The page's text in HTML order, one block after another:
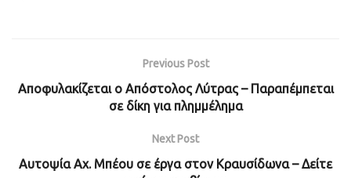
Previous Post
Αποφυλακίζεται ο Απόστολος Λύτρας – Παραπέμπεται
σε δίκη για πλημμέλημα
Next Post
Αυτοψία Ax. Μπέου σε έργα στον Κραυσίδωνα – Δείτε